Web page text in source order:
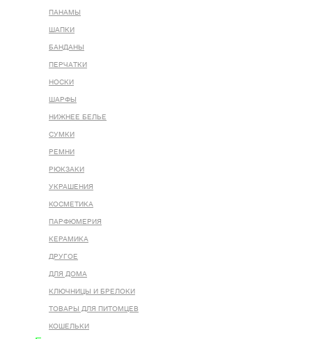
ПАНАМЫ
ШАПКИ
БАНДАНЫ
ПЕРЧАТКИ
НОСКИ
ШАРФЫ
НИЖНЕЕ БЕЛЬЕ
СУМКИ
РЕМНИ
РЮКЗАКИ
УКРАШЕНИЯ
КОСМЕТИКА
ПАРФЮМЕРИЯ
КЕРАМИКА
ДРУГОЕ
ДЛЯ ДОМА
КЛЮЧНИЦЫ И БРЕЛОКИ
ТОВАРЫ ДЛЯ ПИТОМЦЕВ
КОШЕЛЬКИ